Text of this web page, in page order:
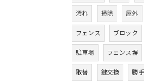
汚れ 掃除 屋外
フェンス ブロック
駐車場 フェンス塀
取替 鍵交換 勝